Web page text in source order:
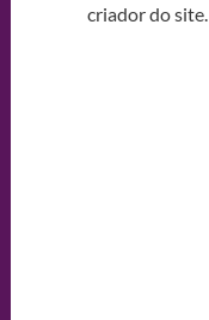
criador do site.